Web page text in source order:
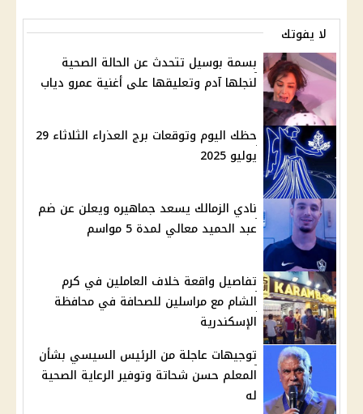
لا يفوتك
بسمة بوسيل تتحدث عن الحالة الصحية
لنجلها آدم وتعليقها على أغنية عمرو دياب
حظك اليوم وتوقعات برج العذراء الثلاثاء 29
يوليو 2025
نادي الزمالك يسعد جماهيره ويعلن عن ضم
عبد الحميد معالي لمدة 5 مواسم
تفاصيل واقعة خلاف العاملين في كرم
الشام مع مراسلين للصحافة في محافظة
الإسكندرية
توجيهات عاجلة من الرئيس السيسي بشأن
المعلم حسن شحاتة وتوفير الرعاية الصحية
له